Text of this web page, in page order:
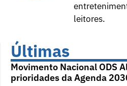
leitores.
Últimas
Movimento Nacional ODS
prioridades da Agenda